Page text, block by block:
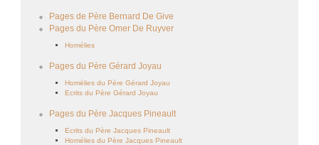
Pages de Père Bernard De Give
Pages du Père Omer De Ruyver
Homélies
Pages du Père Gérard Joyau
Homélies du Père Gérard Joyau
Ecrits du Père Gérard Joyau
Pages du Père Jacques Pineault
Ecrits du Père Jacques Pineault
Homélies du Père Jacques Pineault